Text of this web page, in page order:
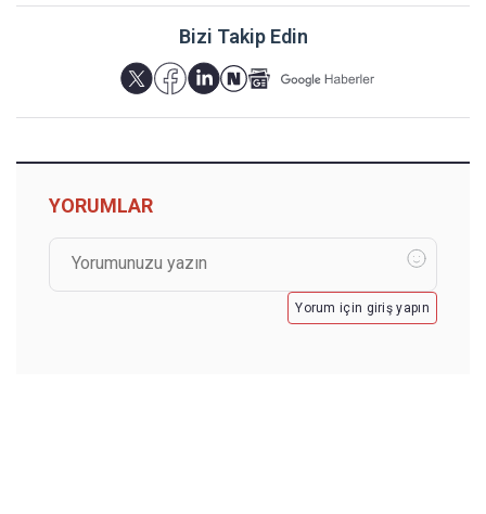
Bizi Takip Edin
YORUMLAR
Yorum için giriş yapın